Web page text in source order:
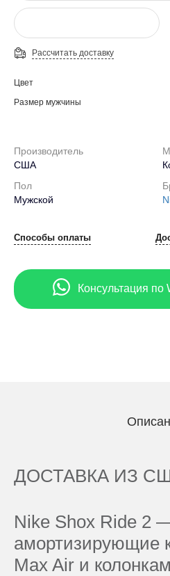
Рассчитать доставку
Цвет
Размер мужчины
Производитель
США
Пол
Мужской
Способы оплаты
Консультация по
ДОСТАВКА ИЗ
Nike Shox Ride 2
амортизирующие
Max Air и